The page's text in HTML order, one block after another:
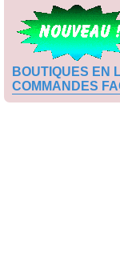
BOUTIQUES EN
COMMANDES